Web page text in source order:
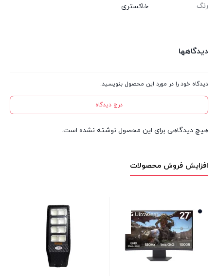
رنگ خاکستری
دیدگاهها
دیدگاه خود را در مورد این محصول بنویسید.
درج دیدگاه
هیچ دیدگاهی برای این محصول نوشته نشده است.
افزایش فروش محصولات